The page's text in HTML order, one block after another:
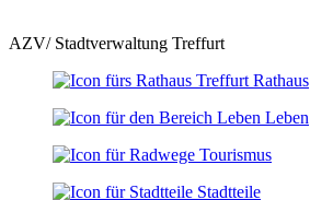
AZV/ Stadtverwaltung Treffurt
Rathaus
Leben
Tourismus
Stadtteile